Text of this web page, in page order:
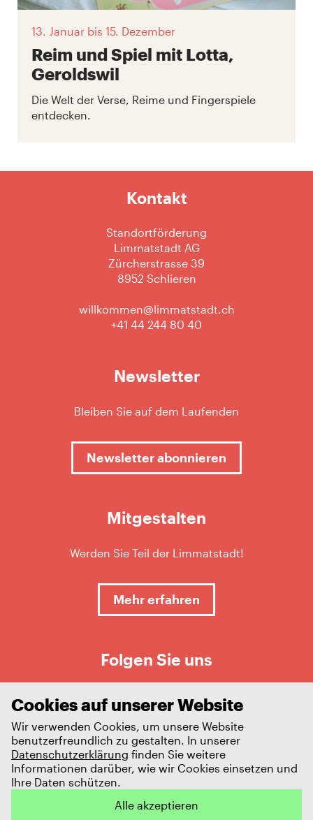
13. Januar bis 15. Dezember
Reim und Spiel mit Lotta,
Geroldswil
Die Welt der Verse, Reime und Fingerspiele
entdecken.
Kontakt
Standortförderung
Limmatstadt AG
Zürcherstrasse 39
8952 Schlieren
willkommen@limmatstadt.ch
+41 44 244 80 40
Newsletter
Bleiben Sie auf dem Laufenden
Newsletter abonnieren
Mitgestalten
Werden Sie Teil der Limmatstadt!
Mehr erfahren
Folgen Sie uns
Cookies auf unserer Website
Wir verwenden Cookies, um unsere Website
benutzerfreundlich zu gestalten. In unserer
Datenschutzerklärung finden Sie weitere
Informationen darüber, wie wir Cookies einsetzen und
Ihre Daten schützen.
Alle akzeptieren